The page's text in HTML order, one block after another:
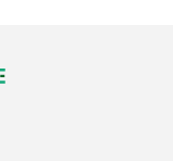
Rösles sortiment i